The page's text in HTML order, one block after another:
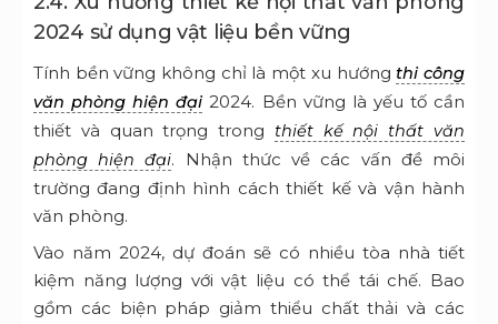
2024 sử dụng vật liệu bền vững
Tính bền vững không chỉ là một xu hướngthi công
văn phòng hiện đại 2024. Bền vững là yếu tố cần
thiết và quan trọng trong thiết kế nội thất văn
phòng hiện đại. Nhận thức về các vấn đề môi
trường đang định hình cách thiết kế và vận hành
văn phòng.
Vào năm 2024, dự đoán sẽ có nhiều tòa nhà tiết
kiệm năng lượng với vật liệu có thể tái chế. Bao
gồm các biện pháp giảm thiểu chất thải và các